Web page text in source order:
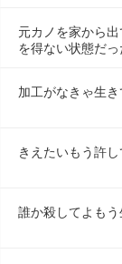
元カノを家から
を得ない状態だ
加工がなきゃ生
きえたいもう許
誰か殺してよも